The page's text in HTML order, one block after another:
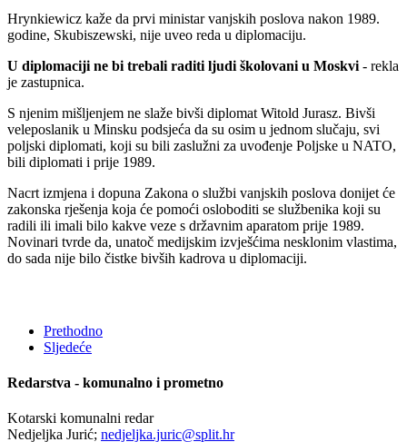
Hrynkiewicz kaže da prvi ministar vanjskih poslova nakon 1989.
godine, Skubiszewski, nije uveo reda u diplomaciju.
U diplomaciji ne bi trebali raditi ljudi školovani u Moskvi - rekla
je zastupnica.
S njenim mišljenjem ne slaže bivši diplomat Witold Jurasz. Bivši
veleposlanik u Minsku podsjeća da su osim u jednom slučaju, svi
poljski diplomati, koji su bili zaslužni za uvođenje Poljske u NATO,
bili diplomati i prije 1989.
Nacrt izmjena i dopuna Zakona o službi vanjskih poslova donijet će
zakonska rješenja koja će pomoći osloboditi se službenika koji su
radili ili imali bilo kakve veze s državnim aparatom prije 1989.
Novinari tvrde da, unatoč medijskim izvješćima nesklonim vlastima,
do sada nije bilo čistke bivših kadrova u diplomaciji.
Prethodno
Sljedeće
Redarstva - komunalno i prometno
Kotarski komunalni redar
Nedjeljka Jurić; nedjeljka.juric@split.hr